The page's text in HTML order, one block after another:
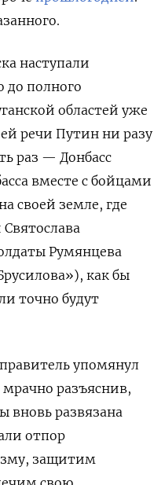
наступали
до полного
областей уже
речи Путин ни разу
раз — Донбасс
вместе с бойцами
своей земле, где
Румянцева
как бы
точно будут
упомянул
разъяснив,
вновь развязана
отпор
защитим